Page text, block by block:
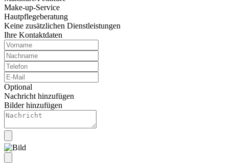
Make-up-Service
Hautpflegeberatung
Keine zusätzlichen Dienstleistungen
Ihre Kontaktdaten
Optional
Nachricht hinzufügen
Bilder hinzufügen